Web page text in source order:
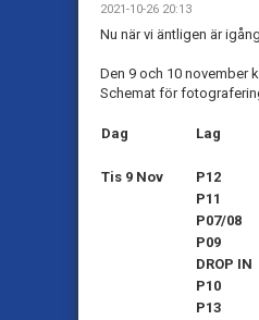
2021-10-26 20:13
Nu när vi äntligen är
Den 9 och 10 november
Schemat för
Dag Lag
Tis 9 Nov P12
P11
P07/08
P09
DROP IN
P10
P13